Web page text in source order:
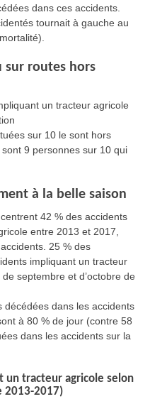
dans ces accidents.
tournait à gauche au
sur routes hors
un tracteur agricole
sur 10 le sont hors
9 personnes sur 10 qui
à la belle saison
42 % des accidents
entre 2013 et 2017,
25 % des
impliquant un tracteur
septembre et d’octobre de
décédées dans les accidents
à 80 % de jour (contre 58
dans les accidents sur la
un tracteur agricole selon
2013-2017)